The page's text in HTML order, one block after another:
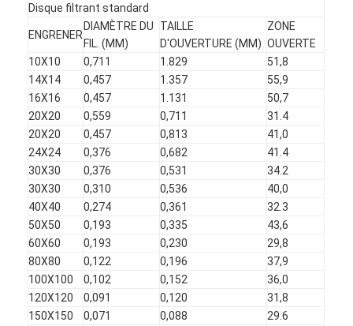
Aperçu
A propos de nous
Visite d'usine
Contrôle de la qualité
Contact
nouvelles
Parlez Maintenant.
Disque filtrant standard
ENGRENER
DIAMÈTRE DU
FIL. (MM)
TAILLE
D'OUVERTURE (MM)
ZONE
OUVERTE
10X10
0,711 1.829
51,8
14X14
0,457 1.357
55,9
16X16
0,457 1.131
50,7
20X20
0,559 0,711
31.4
20X20
0,457 0,813
41,0
24X24
0,376 0,682
41.4
30X30
0,376 0,531
34.2
30X30
0,310 0,536
40,0
40X40
0,274 0,361
32.3
50X50
0,193 0,335
43,6
60X60
0,193 0,230
29,8
80X80
0,122 0,196
37,9
100X100
0,102 0,152
36,0
120X120
0,091 0,120
31,8
150X150
0,071 0,088
29.6